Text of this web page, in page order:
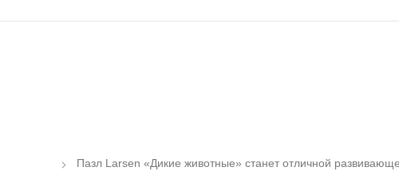
Пазл Larsen «Дикие животные» станет отличной